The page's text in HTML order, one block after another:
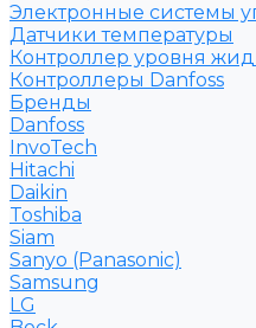
Электронные системы
Датчики температуры
Контроллер уровня
Контроллеры Danfoss
Бренды
Danfoss
InvoTech
Hitachi
Daikin
Toshiba
Siam
Sanyo (Panasonic)
Samsung
LG